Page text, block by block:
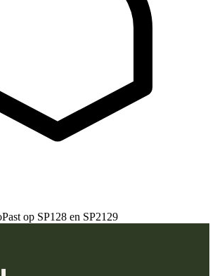
Past op SP128 en SP2129